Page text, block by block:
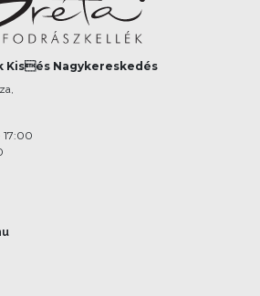
Kisés Nagykereskedés